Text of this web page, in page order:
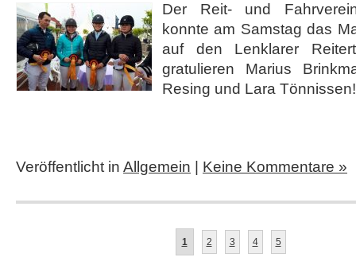
Der Reit- und
konnte am Samstag das
auf den Lenklarer
gratulieren Marius
Resing und Lara Tönnissen!
Veröffentlicht in Allgemein Keine Kommentare »
1 2 3 4 5